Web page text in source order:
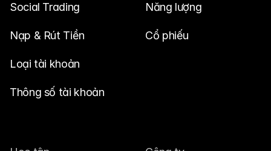
Social Trading
Nạp & Rút Tiền
Loại tài khoản
Thông số tài khoản
Năng lượng
Cổ phiếu